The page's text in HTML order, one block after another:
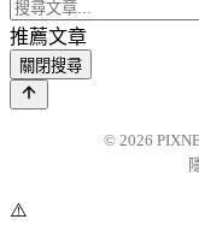
推薦文章
關閉搜尋
© 2026
⚠️